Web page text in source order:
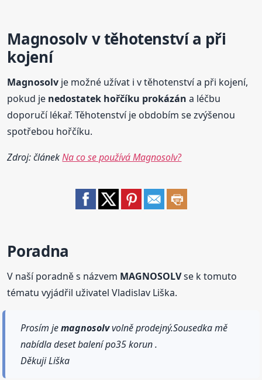
Magnosolvv těhotenství a při
kojení
Magnosolv je možné užívat i v těhotenství a při kojení,
pokud je nedostatek hořčíku prokázán a léčbu
doporučí lékař. Těhotenství je obdobím se zvýšenou
spotřebou hořčíku.
Zdroj: článekNa co se používá Magnosolv?
Poradna
V naší poradně s názvem MAGNOSOLVse k tomuto
tématu vyjádřil uživatel Vladislav Liška.
Prosím jemagnosolvvolně prodejný.Sousedka mě
nabídla deset balení po35 korun .
Děkuji Liška